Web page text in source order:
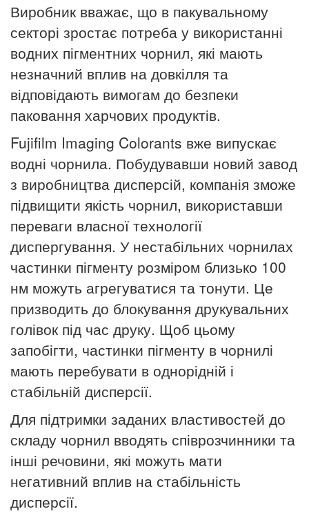
Виробник вважає, що в пакувальному
секторі зростає потреба у використанні
водних пігментних чорнил, які мають
незначний вплив на довкілля та
відповідають вимогам до безпеки
паковання харчових продуктів.
Fujifilm Imaging Colorants вже випускає
водні чорнила. Побудувавши новий завод
з виробництва дисперсій, компанія зможе
підвищити якість чорнил, використавши
переваги власної технології
диспергування. У нестабільних чорнилах
частинки пігменту розміром близько 100
нм можуть агрегуватися та тонути. Це
призводить до блокування друкувальних
голівок під час друку. Щоб цьому
запобігти, частинки пігменту в чорнилі
мають перебувати в однорідній і
стабільній дисперсії.
Для підтримки заданих властивостей до
складу чорнил вводять співрозчинники та
інші речовини, які можуть мати
негативний вплив на стабільність
дисперсії.